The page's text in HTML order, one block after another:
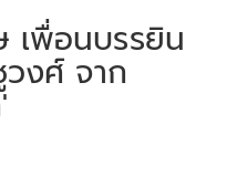
เพื่อนบรรยิน
วงศ์ จาก